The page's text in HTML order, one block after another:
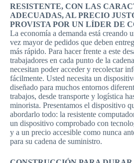
RESISTENTE, CON LAS
ADECUADAS, AL PRECIO
PROVISTA POR UN LÍDER DE
La economía a demanda está creando
vez mayor de pedidos que deben
más rápido. Para hacer frente a este
trabajadores en cada punto de la
necesitan poder acceder y recolectar
fácilmente. Usted necesita un
diseñado para muchos entornos
trabajos, desde transporte y logística
minorista. Presentamos el dispositivo
abordarlo todo: la resistente
un dispositivo comprobado con
y a un precio accesible como nunca
para su cadena de suministro.